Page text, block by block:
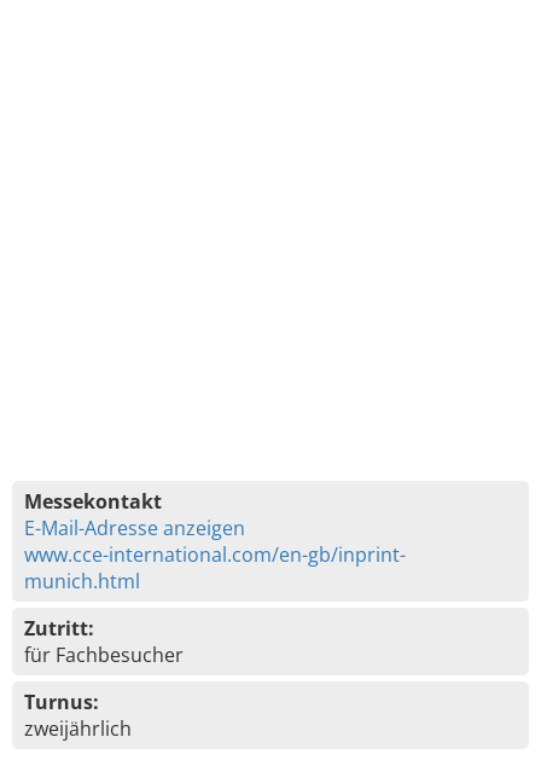
Messekontakt
E-Mail-Adresse anzeigen
www.cce-international.com/en-gb/inprint-
munich.html
Zutritt:
für Fachbesucher
Turnus:
zweijährlich